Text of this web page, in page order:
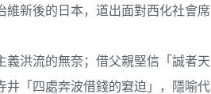
維新後的日本，道出面對西化社會席
洪流的無奈；借父親堅信「誠者天
井「四處奔波借錢的窘迫」，隱喻代